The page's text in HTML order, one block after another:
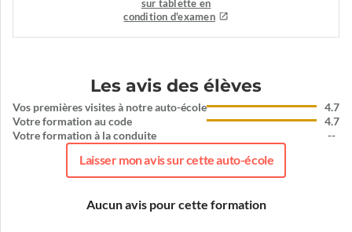
sur tablette en
condition d'examen
Les avis des élèves
Vos premières visites à notre auto-école
Votre formation au code
Votre formation à la conduite
4.7
4.7
--
Laisser mon avis sur cette auto-école
Aucun avis pour cette formation